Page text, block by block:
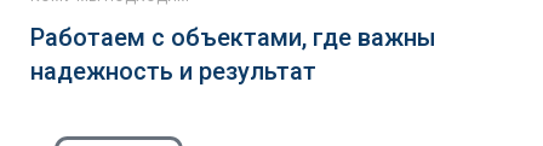
Работаем с объектами, где важны
надежность и результат